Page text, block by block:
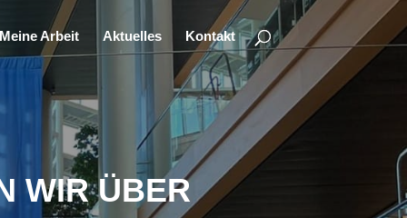
Arbeit Aktuelles Kontakt
ÜBER E